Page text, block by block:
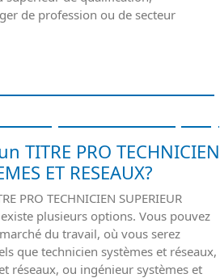
de profession ou de secteur
TITRE PRO TECHNICIEN
ET RESEAUX?
PRO TECHNICIEN SUPERIEUR
existe plusieurs options. Vous pouvez
du travail, où vous serez
que technicien systèmes et réseaux,
réseaux, ou ingénieur systèmes et